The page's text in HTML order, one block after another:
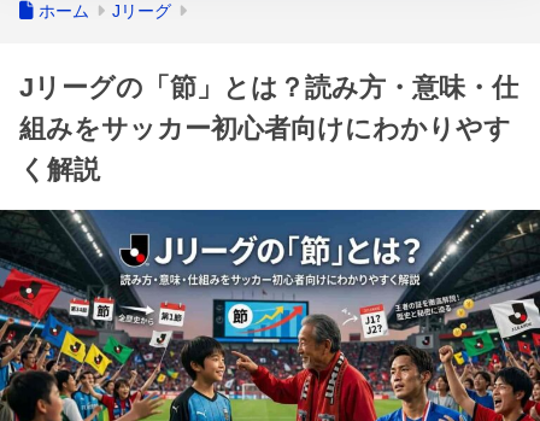
ホーム Jリーグ
Jリーグの「節」とは？読み方・意味・仕
組みをサッカー初心者向けにわかりやす
く解説